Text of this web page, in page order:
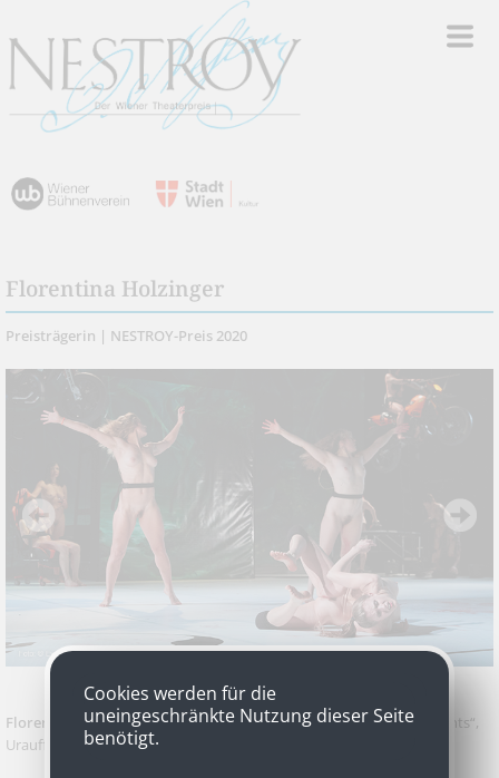
Florentina Holzinger
Preisträgerin | NESTROY-Preis 2020
Florentina Holzingermit „TANZ. Eine sylphidische Träumerei in Stunts“,
Uraufführung, Koproduktion Spirit mit Tanzquartier Wien
Cookies werden für die
uneingeschränkte Nutzung dieser Seite
benötigt.